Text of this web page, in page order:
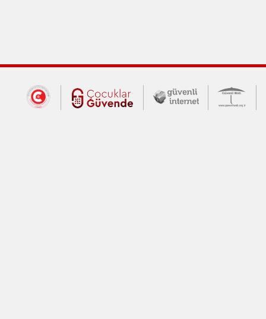
Dış Bağlantılar
Cumhurbaşkanlığı İletişim Merkezi
Çocuklar Güvende (yeni
Güvenli